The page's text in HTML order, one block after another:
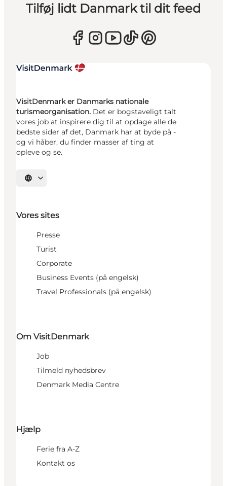
Tilføj lidt Danmark til dit feed
VisitDenmark er Danmarks nationale
turismeorganisation. Det er bogstaveligt talt
vores job at inspirere dig til at opdage alle de
bedste sider af det, Danmark har at byde på -
og vi håber, du finder masser af ting at
opleve og se.
Vælg sprog
Vores sites
Presse
Turist
Corporate
Business Events (på engelsk)
Travel Professionals (på engelsk)
Om VisitDenmark
Job
Tilmeld nyhedsbrev
Denmark Media Centre
Hjælp
Ferie fra A-Z
Kontakt os